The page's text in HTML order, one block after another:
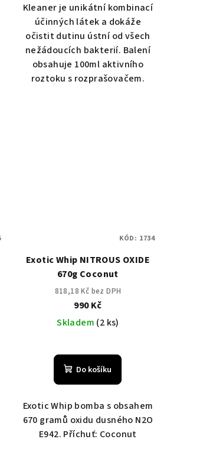
Kleaner je unikátní kombinací
účinných látek a dokáže
očistit dutinu ústní od všech
nežádoucích bakterií. Balení
obsahuje 100ml aktivního
roztoku s rozprašovačem.
Exotic Whip NITROUS OXIDE
670g Coconut
818,18 Kč bez DPH
990 Kč
Skladem (2 ks)
Do košíku
Exotic Whip bomba s obsahem
670 gramů oxidu dusného N2O
E942. Příchuť: Coconut
KÓD: 1734